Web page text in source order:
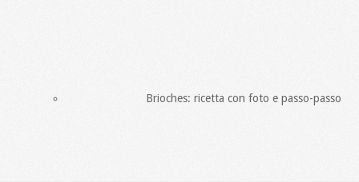
Brioches: ricetta con foto e passo-passo